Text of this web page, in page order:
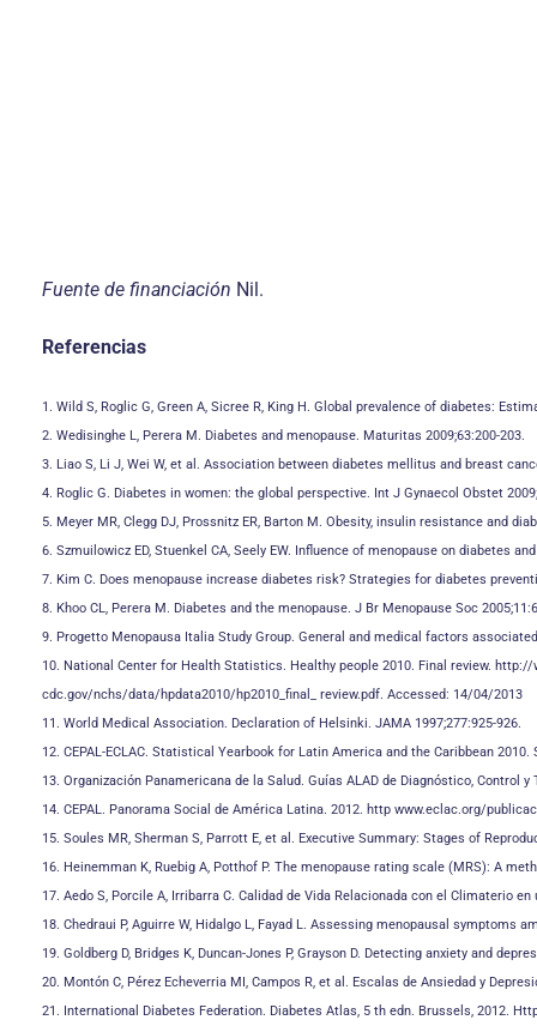
Fuente de financiación Nil.
Referencias
1. Wild S, Roglic G, Green A, Sicree R, King H. Global prevalence of diabetes:
2. Wedisinghe L, Perera M. Diabetes and menopause. Maturitas 2009;63:200-203.
3. Liao S, Li J, Wei W, et al. Association between diabetes mellitus and breast
4. Roglic G. Diabetes in women: the global perspective. Int J Gynaecol Obstet
5. Meyer MR, Clegg DJ, Prossnitz ER, Barton M. Obesity, insulin resistance and
6. Szmuilowicz ED, Stuenkel CA, Seely EW. Influence of menopause on diabetes
7. Kim C. Does menopause increase diabetes risk? Strategies for diabetes
8. Khoo CL, Perera M. Diabetes and the menopause. J Br Menopause Soc
9. Progetto Menopausa Italia Study Group. General and medical factors
10. National Center for Health Statistics. Healthy people 2010. Final review. http://
cdc.gov/nchs/data/hpdata2010/hp2010_final_ review.pdf. Accessed: 14/04/2013
11. World Medical Association. Declaration of Helsinki. JAMA 1997;277:925-926.
12. CEPAL-ECLAC. Statistical Yearbook for Latin America and the Caribbean
13. Organización Panamericana de la Salud. Guías ALAD de Diagnóstico, Control
14. CEPAL. Panorama Social de América Latina. 2012. http www.eclac.org/
15. Soules MR, Sherman S, Parrott E, et al. Executive Summary: Stages of
16. Heinemman K, Ruebig A, Potthof P. The menopause rating scale (MRS): A
17. Aedo S, Porcile A, Irribarra C. Calidad de Vida Relacionada con el Climaterio
18. Chedraui P, Aguirre W, Hidalgo L, Fayad L. Assessing menopausal symptoms
19. Goldberg D, Bridges K, Duncan-Jones P, Grayson D. Detecting anxiety and
20. Montón C, Pérez Echeverria MI, Campos R, et al. Escalas de Ansiedad y
21. International Diabetes Federation. Diabetes Atlas, 5 th edn. Brussels, 2012.